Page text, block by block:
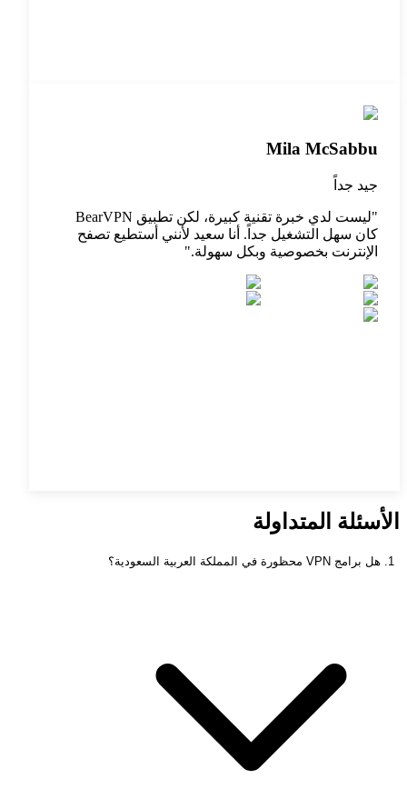
Mila McSabbu
جيد جداً
"
ليست لدي خبرة تقنية كبيرة، لكن تطبيق BearVPN
كان سهل التشغيل جداً. أنا سعيد لأنني أستطيع تصفح
الإنترنت بخصوصية وبكل سهولة."
الأسئلة المتداولة
1. هل برامج VPN محظورة في المملكة العربية السعودية؟